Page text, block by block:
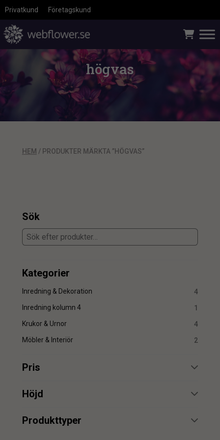
Privatkund Företagskund
högvas
HEM / PRODUKTER MÄRKTA ”HÖGVAS”
Sök
Kategorier
Inredning & Dekoration 4
Inredning kolumn 4 1
Krukor & Urnor 4
Möbler & Interiör 2
Pris
min.
Höjd
min.
Produkttyper